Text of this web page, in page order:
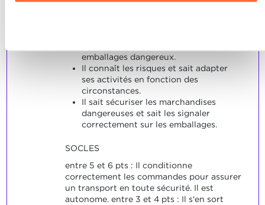
Charte d’usage des cookieset notrePolitique de
emballages dangereux.
Il connaît les risques et sait adapter
ses activités en fonction des
circonstances.
Il sait sécuriser les marchandises
dangereuses et sait les signaler
correctement sur les emballages.
SOCLES
entre 5 et 6 pts : Il conditionne
correctement les commandes pour assurer
un transport en toute sécurité. Il est
autonome. entre 3 et 4 pts : Il s'en sort